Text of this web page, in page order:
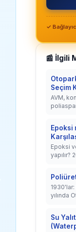
✓
📰 İlgili
Seçim
AVM,
Epoksi
Epoksi
yapılır?
1930'lar:
yılında
Su